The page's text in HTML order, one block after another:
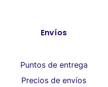
Envíos
Puntos de entrega
Precios de envíos